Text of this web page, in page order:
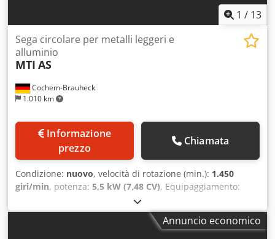
1 / 13
Cochem-Brauheck
1.010 km
Sega circolare per metalli leggeri e
alluminio
MTI AS
prezzo
Chiamata
Condizione: nuovo, velocità di rotazione (min.): 1.450
giri/min, potenza: 5,5 kW (7,48 CV), Equipaggiamento:
, Troncatrice AS Diametro lama
fino a 1.000 mm. Motori di segatura ad alte prestazioni.
Serraggi pneumatici del materiale. Dodpfx Adsyxln Rjgjck
Annuncio economico